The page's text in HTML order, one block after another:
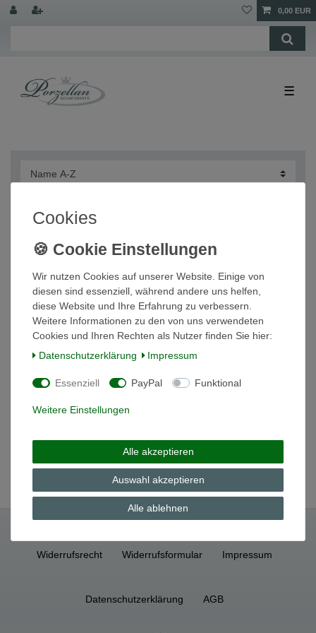
0,00 EUR
☰
23,20 € *
In den Warenkorb
* inkl. ges. MwSt.zzgl.Versandkosten
Untertasse 15cm Kaf Comtesse Rosa
7,20 € *
In den Warenkorb
inkl. ges. MwSt.zzgl.Versandkosten
Widerrufs­recht Widerrufs­formular Impressum
Daten­schutz­erklärung AGB
Cookies
Wir nutzen Cookies auf unserer Website. Einige von
diesen sind essenziell, während andere uns helfen,
diese Website und Ihre Erfahrung zu verbessern.
Weitere Informationen zu den von uns verwendeten
Cookies und Ihren Rechten als Nutzer finden Sie hier:
Daten­schutz­erklärung
Impressum
Essenziell PayPal Funktional
Weitere Einstellungen
Alle akzeptieren
Auswahl akzeptieren
Alle ablehnen